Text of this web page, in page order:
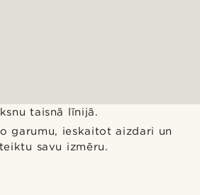
taisnā līnijā.
garumu, ieskaitot aizdari un
savu izmēru.